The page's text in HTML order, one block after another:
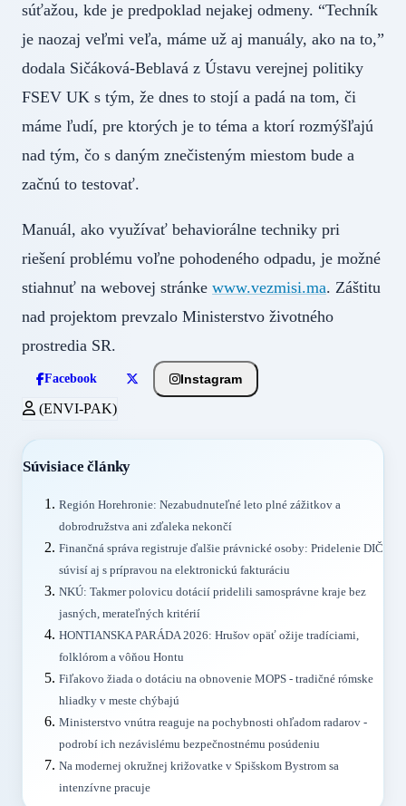
súťažou, kde je predpoklad nejakej odmeny. “Techník
je naozaj veľmi veľa, máme už aj manuály, ako na to,”
dodala Sičáková-Beblavá z Ústavu verejnej politiky
FSEV UK s tým, že dnes to stojí a padá na tom, či
máme ľudí, pre ktorých je to téma a ktorí rozmýšľajú
nad tým, čo s daným znečisteným miestom bude a
začnú to testovať.
Manuál, ako využívať behaviorálne techniky pri
riešení problému voľne pohodeného odpadu, je možné
stiahnuť na webovej stránke www.vezmisi.ma. Záštitu
nad projektom prevzalo Ministerstvo životného
prostredia SR.
Facebook Instagram
(ENVI-PAK)
Súvisiace články
Región Horehronie: Nezabudnuteľné leto plné zážitkov a
dobrodružstva ani zďaleka nekončí
Finančná správa registruje ďalšie právnické osoby: Pridelenie DIČ
súvisí aj s prípravou na elektronickú fakturáciu
NKÚ: Takmer polovicu dotácií pridelili samosprávne kraje bez
jasných, merateľných kritérií
HONTIANSKA PARÁDA 2026: Hrušov opäť ožije tradíciami,
folklórom a vôňou Hontu
Fiľakovo žiada o dotáciu na obnovenie MOPS - tradičné rómske
hliadky v meste chýbajú
Ministerstvo vnútra reaguje na pochybnosti ohľadom radarov -
podrobí ich nezávislému bezpečnostnému posúdeniu
Na modernej okružnej križovatke v Spišskom Bystrom sa
intenzívne pracuje